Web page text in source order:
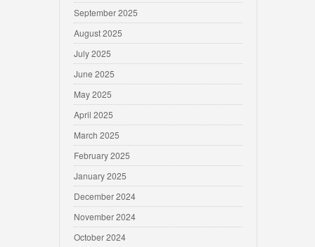
September 2025
August 2025
July 2025
June 2025
May 2025
April 2025
March 2025
February 2025
January 2025
December 2024
November 2024
October 2024